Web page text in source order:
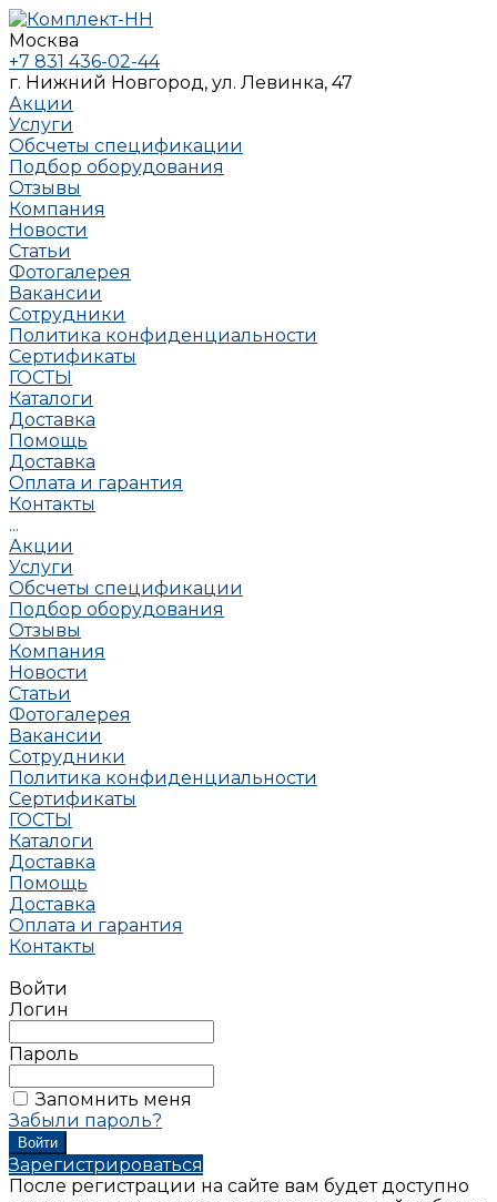
Москва
+7 831 436-02-44
г. Нижний Новгород, ул. Левинка, 47
Акции
Услуги
Обсчеты спецификации
Подбор оборудования
Отзывы
Компания
Новости
Статьи
Фотогалерея
Вакансии
Сотрудники
Политика конфиденциальности
Сертификаты
ГОСТЫ
Каталоги
Доставка
Помощь
Доставка
Оплата и гарантия
Контакты
...
Акции
Услуги
Обсчеты спецификации
Подбор оборудования
Отзывы
Компания
Новости
Статьи
Фотогалерея
Вакансии
Сотрудники
Политика конфиденциальности
Сертификаты
ГОСТЫ
Каталоги
Доставка
Помощь
Доставка
Оплата и гарантия
Контакты
Войти
Логин
Пароль
Запомнить меня
Забыли пароль?
Зарегистрироваться
После регистрации на сайте вам будет доступно